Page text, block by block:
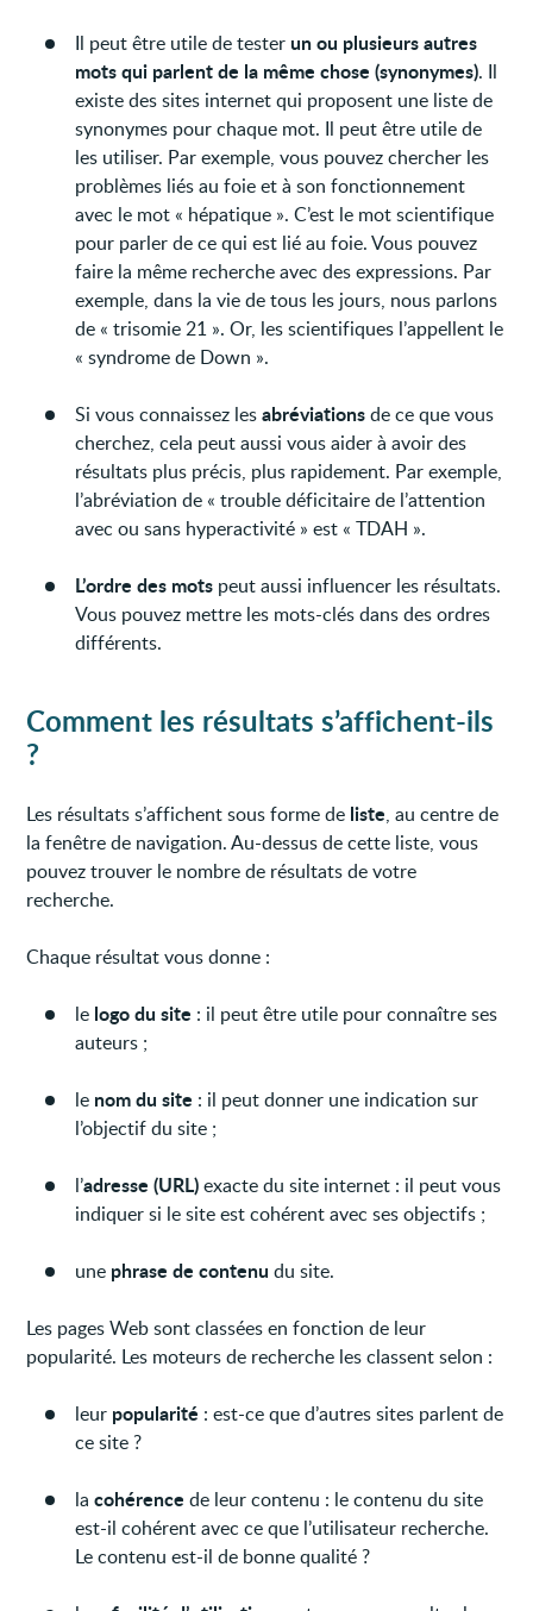
Il peut être utile de tester un ou plusieurs autres
mots qui parlent de la même chose (synonymes). Il
existe des sites internet qui proposent une liste de
synonymes pour chaque mot. Il peut être utile de
les utiliser. Par exemple, vous pouvez chercher les
problèmes liés au foie et à son fonctionnement
avec le mot « hépatique ». C’est le mot scientifique
pour parler de ce qui est lié au foie. Vous pouvez
faire la même recherche avec des expressions. Par
exemple, dans la vie de tous les jours, nous parlons
de « trisomie 21 ». Or, les scientifiques l’appellent le
« syndrome de Down ».
Si vous connaissez lesabréviationsde ce que vous
cherchez, cela peut aussi vous aider à avoir des
résultats plus précis, plus rapidement. Par exemple,
l’abréviation de « trouble déficitaire de l’attention
avec ou sans hyperactivité » est « TDAH ».
L’ordre des mots peut aussi influencer les résultats.
Vous pouvez mettre les mots-clés dans des ordres
différents.
Comment les résultats s’affichent-ils
?
Les résultats s’affichent sous forme de liste, au centre de
la fenêtre de navigation. Au-dessus de cette liste, vous
pouvez trouver le nombre de résultats de votre
recherche.
Chaque résultat vous donne :
le logo du site : il peut être utile pour connaître ses
auteurs ;
le nom du site : il peut donner une indication sur
l’objectif du site ;
l’adresse (URL)exacte du site internet : il peut vous
indiquer si le site est cohérent avec ses objectifs ;
une phrase de contenu du site.
Les pages Web sont classées en fonction de leur
popularité. Les moteurs de recherche les classent selon :
leur popularité : est-ce que d’autres sites parlent de
ce site ?
lacohérence de leur contenu : le contenu du site
est-il cohérent avec ce que l’utilisateur recherche.
Le contenu est-il de bonne qualité ?